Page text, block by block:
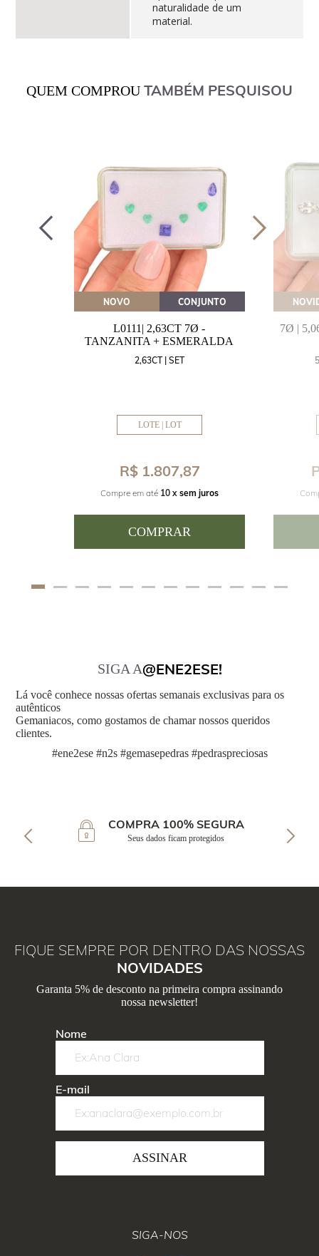
naturalidade de um
material.
QUEM COMPROU TAMBÉM PESQUISOU
NOVO CONJUNTO
L0111| 2,63CT 7Ø -
TANZANITA + ESMERALDA
2,63CT | SET
LOTE | LOT
R$ 1.807,87
Compre em até 10 x sem juros
COMPRAR
7Ø |
SIGA A@ENE2ESE!
Lá você conhece nossas ofertas semanais exclusivas para os
autênticos
Gemaniacos, como gostamos de chamar nossos queridos
clientes.
#ene2ese #n2s #gemasepedras #pedraspreciosas
COMPRA 100% SEGURA
Seus dados ficam protegidos
FIQUE SEMPRE POR DENTRO DAS NOSSAS
NOVIDADES
Garanta 5% de desconto na primeira compra assinando
nossa newsletter!
Nome
E-mail
ASSINAR
SIGA-NOS